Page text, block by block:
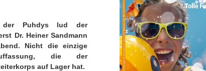
der Puhdys lud der
Dr. Heiner Sandmann
Nicht die einzige
die der
auf Lager hat.